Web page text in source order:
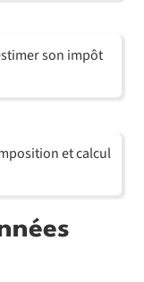
son impôt
et calcul